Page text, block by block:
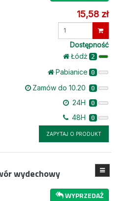
15,58 zł
Wprowadź
Dostępność
Łódż 2
Pabianice 0
Zamów do 10.20 0
24H 0
48H 0
ZAPYTAJ O PRODUKT
wydechowy
WYPRZEDAŻ